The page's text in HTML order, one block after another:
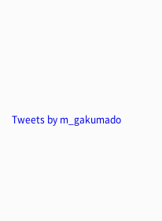
Tweets by m_gakumado